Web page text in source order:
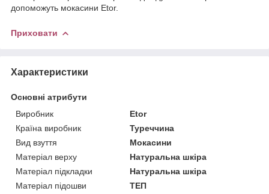
допоможуть мокасини Etor.
Приховати
Характеристики
Основні атрибути
Виробник
Etor
Країна виробник
Туреччина
Вид взуття
Мокасини
Матеріал верху
Натуральна шкіра
Матеріал підкладки
Натуральна шкіра
Матеріал підошви
ТЕП